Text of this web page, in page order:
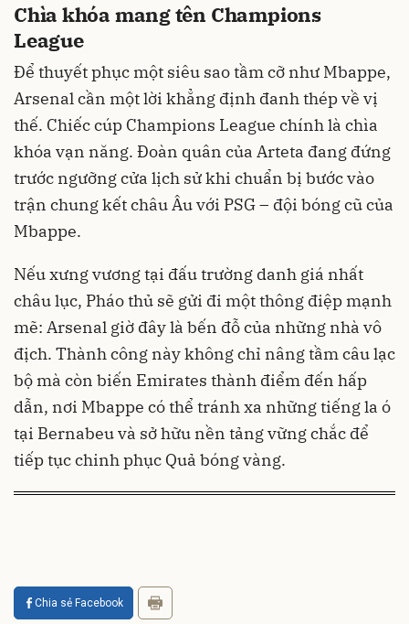
Chìa khóa mang tên Champions
League
Để thuyết phục một siêu sao tầm cỡ như Mbappe,
Arsenal cần một lời khẳng định đanh thép về vị
thế. Chiếc cúp Champions League chính là chìa
khóa vạn năng. Đoàn quân của Arteta đang đứng
trước ngưỡng cửa lịch sử khi chuẩn bị bước vào
trận chung kết châu Âu với PSG – đội bóng cũ của
Mbappe.
Nếu xưng vương tại đấu trường danh giá nhất
châu lục, Pháo thủ sẽ gửi đi một thông điệp mạnh
mẽ: Arsenal giờ đây là bến đỗ của những nhà vô
địch. Thành công này không chỉ nâng tầm câu lạc
bộ mà còn biến Emirates thành điểm đến hấp
dẫn, nơi Mbappe có thể tránh xa những tiếng la ó
tại Bernabeu và sở hữu nền tảng vững chắc để
tiếp tục chinh phục Quả bóng vàng.
Chia sẻ Facebook